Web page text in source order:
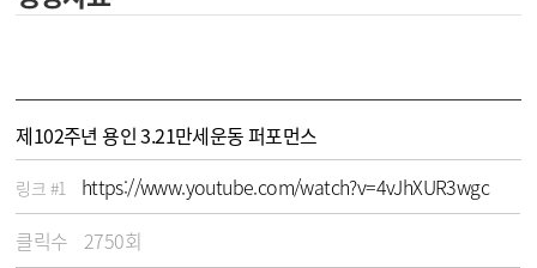
제102주년 용인 3.21만세운동 퍼포먼스
링크 #1
https://www.youtube.com/watch?v=4vJhXUR3wgc
클릭수
2750회